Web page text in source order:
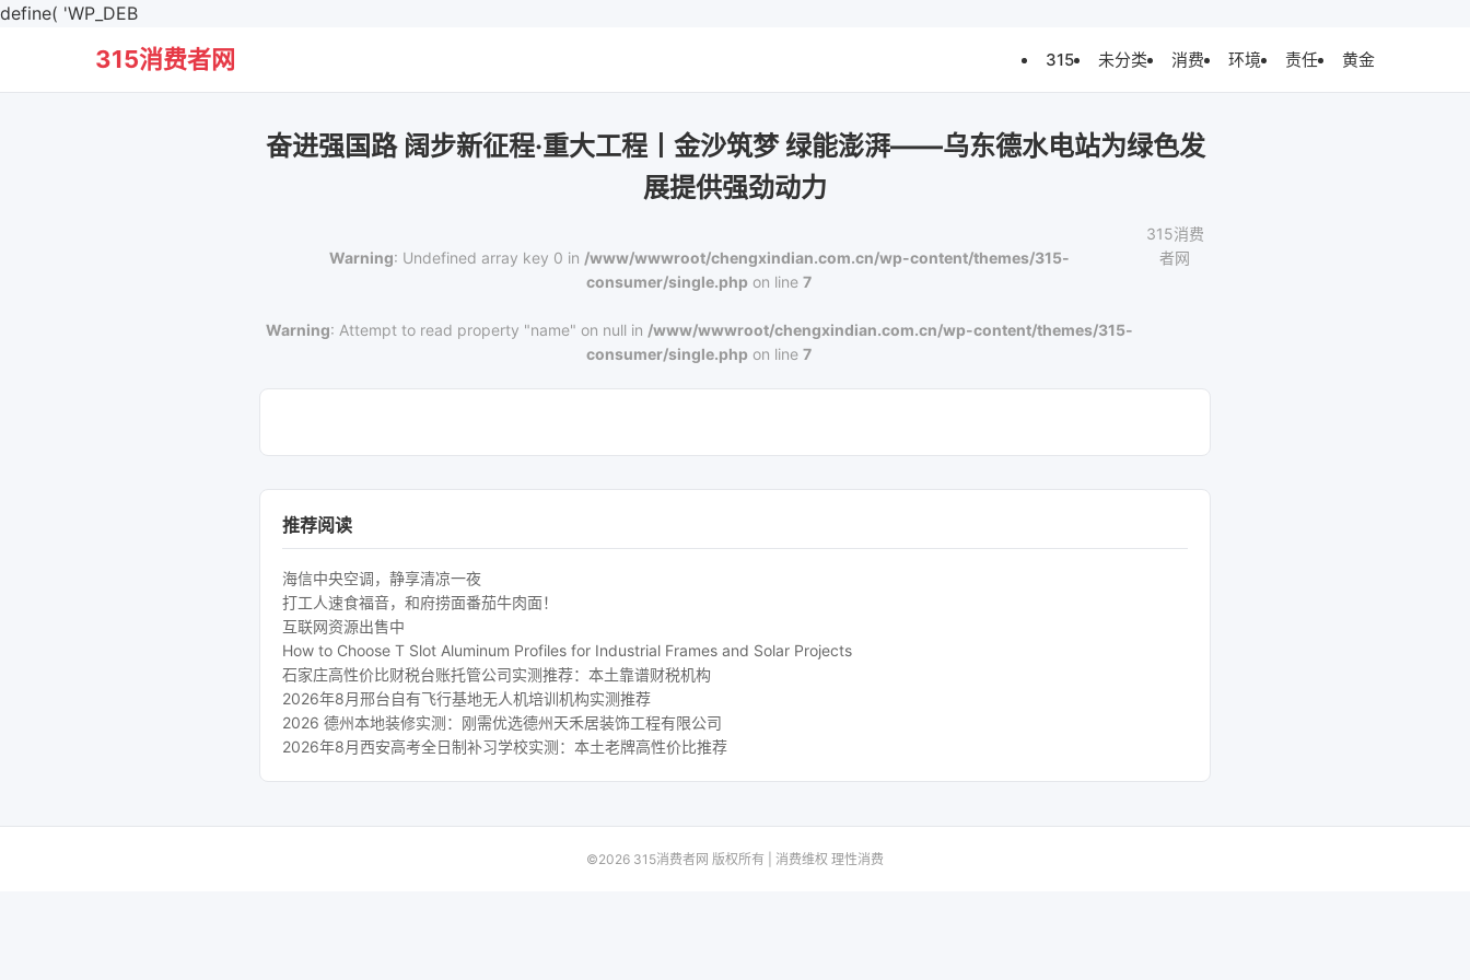
define( 'WP_DEB
315消费者网 315 未分类 消费 环境 责任 黄金
奋进强国路 阔步新征程·重大工程丨金沙筑梦 绿能澎湃——乌东德水电站为绿色发
展提供强劲动力
Warning: Undefined array key 0 in /www/wwwroot/chengxindian.com.cn/wp-content/themes/315-
consumer/single.php on line7
Warning: Attempt to read property "name" on null in /www/wwwroot/chengxindian.com.cn/wp-content/themes/315-
consumer/single.php on line7
315消费
者网
推荐阅读
海信中央空调，静享清凉一夜
打工人速食福音，和府捞面番茄牛肉面！
互联网资源出售中
How to Choose T Slot Aluminum Profiles for Industrial Frames and Solar Projects
石家庄高性价比财税台账托管公司实测推荐：本土靠谱财税机构
2026年8月邢台自有飞行基地无人机培训机构实测推荐
2026 德州本地装修实测：刚需优选德州天禾居装饰工程有限公司
2026年8月西安高考全日制补习学校实测：本土老牌高性价比推荐
©2026 315消费者网 版权所有 | 消费维权 理性消费